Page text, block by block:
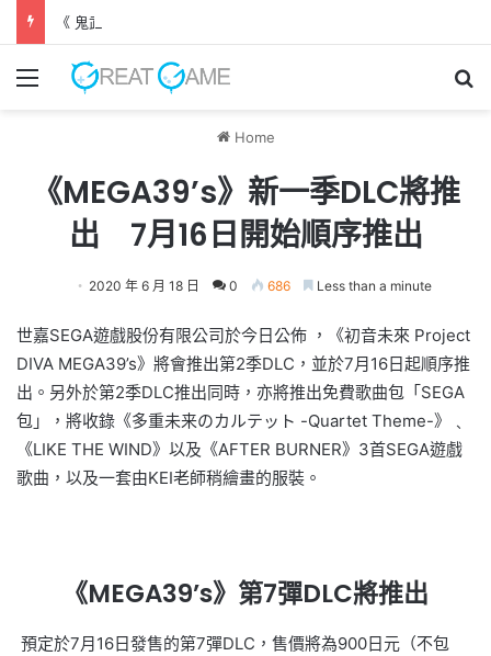
《 鬼武者 劍之道 》 實機試玩報告 源義經將是事件的起源！？
Menu
Home
《MEGA39’s》新一季DLC將推
出 7月16日開始順序推出
2020 年 6 月 18 日 0 686 Less than a minute
世嘉SEGA遊戲股份有限公司於今日公佈 ，《初音未來 Project
DIVA MEGA39’s》將會推出第2季DLC，並於7月16日起順序推
出。另外於第2季DLC推出同時，亦將推出免費歌曲包「SEGA
包」，將收錄《多重未来のカルテット -Quartet Theme-》﹑
《LIKE THE WIND》以及《AFTER BURNER》3首SEGA遊戲
歌曲，以及一套由KEI老師稍繪畫的服裝。
《MEGA39’s》第7彈DLC將推出
預定於7月16日發售的第7彈DLC，售價將為900日元（不包